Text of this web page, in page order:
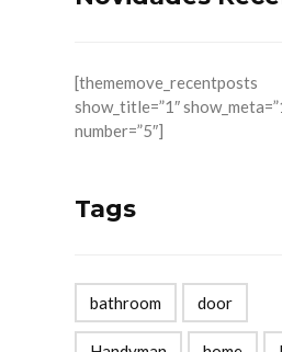
[thememove_recentposts
show_title=”1″
number=”5″]
Tags
bathroom door